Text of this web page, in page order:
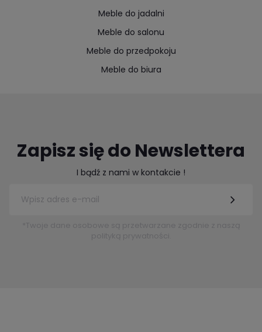
Meble do jadalni
Meble do salonu
Meble do przedpokoju
Meble do biura
Zapisz się do Newslettera
I bądź z nami w kontakcie !